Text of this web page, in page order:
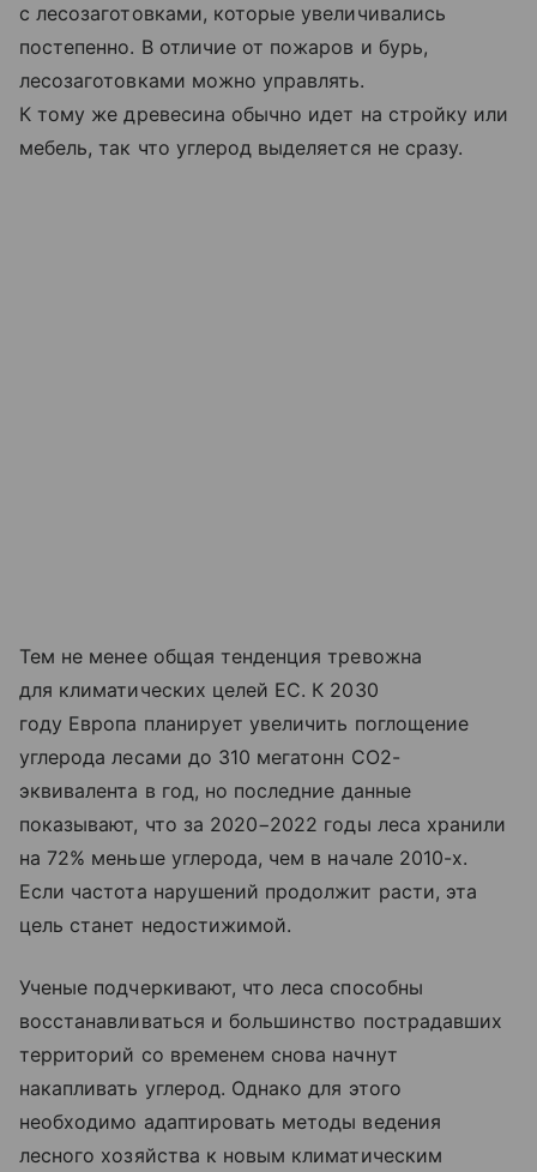
с лесозаготовками, которые увеличивались
постепенно. В отличие от пожаров и бурь,
лесозаготовками можно управлять.
К тому же древесина обычно идет на стройку или
мебель, так что углерод выделяется не сразу.
Тем не менее общая тенденция тревожна
для климатических целей ЕС. К 2030
году Европа планирует увеличить поглощение
углерода лесами до 310 мегатонн CO2-
эквивалента в год, но последние данные
показывают, что за 2020−2022 годы леса хранили
на 72% меньше углерода, чем в начале 2010-х.
Если частота нарушений продолжит расти, эта
цель станет недостижимой.
Ученые подчеркивают, что леса способны
восстанавливаться и большинство пострадавших
территорий со временем снова начнут
накапливать углерод. Однако для этого
необходимо адаптировать методы ведения
лесного хозяйства к новым климатическим